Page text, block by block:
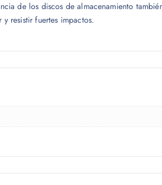
de los discos de almacenamiento
resistir fuertes impactos.